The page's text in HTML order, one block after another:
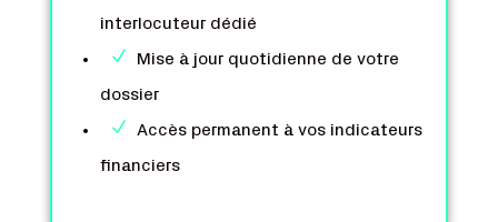
interlocuteur dédié
N
Mise à jour quotidienne de votre
dossier
N
Accès permanent à vos indicateurs
financiers